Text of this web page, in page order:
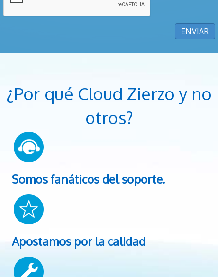
¿Por qué Cloud Zierzo y no
otros?
Somos fanáticos del soporte.
Apostamos por la calidad